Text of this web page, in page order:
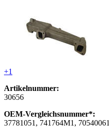
+1
Artikelnummer:
30656
OEM-Vergleichsnummer*:
37781051, 741764M1, 70540061